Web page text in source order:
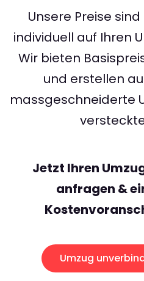
Unsere Preise
individuell auf Ihren
Wir bieten
und erstellen
massgeschneiderte
Jetzt Ihren
anfragen &
Umzug